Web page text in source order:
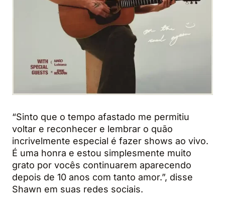
“Sinto que o tempo afastado me permitiu
voltar e reconhecer e lembrar o quão
incrivelmente especial é fazer shows ao vivo.
É uma honra e estou simplesmente muito
grato por vocês continuarem aparecendo
depois de 10 anos com tanto amor.”, disse
Shawn em suas redes sociais.